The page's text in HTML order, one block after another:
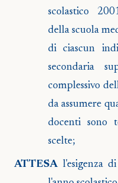
scolastico
della scuola
di ciascun
secondaria
complessivo
da assumere
docenti sono
scelte;
ATTESAl'esigenza